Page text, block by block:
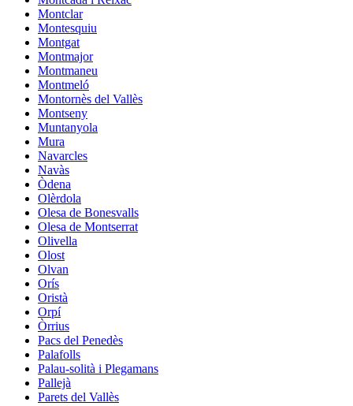
Montclar
Montesquiu
Montgat
Montmajor
Montmaneu
Montmeló
Montornès del Vallès
Montseny
Muntanyola
Mura
Navarcles
Navàs
Òdena
Olèrdola
Olesa de Bonesvalls
Olesa de Montserrat
Olivella
Olost
Olvan
Orís
Oristà
Orpí
Òrrius
Pacs del Penedès
Palafolls
Palau-solità i Plegamans
Pallejà
Parets del Vallès